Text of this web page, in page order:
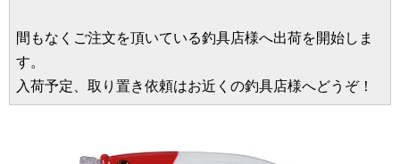
間もなくご注文を頂いている釣具店様へ出荷を開始しま
す。
入荷予定、取り置き依頼はお近くの釣具店様へどうぞ！